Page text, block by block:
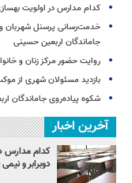
کدام مدارس در اولویت
خدمت‌رسانی پرسنل شهربان
جاماندگان اربعین حسینی
روایت حضور مرکز زنان و
بازدید مسئولان شهری از
شکوه پیاده‌روی جاماندگان
آخرین اخبار
کدام مدارس
دوبرابر و